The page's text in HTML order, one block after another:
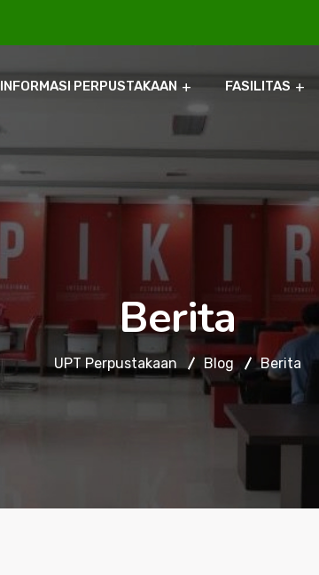
INFORMASI PERPUSTAKAAN FASILITAS
Berita
UPT Perpustakaan Blog Berita